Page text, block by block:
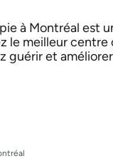
à Montréal est
le meilleur
guérir et